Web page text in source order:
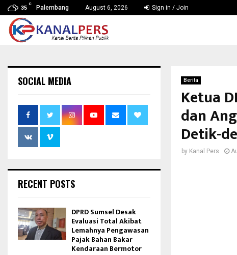
35
C
Palembang August 6, 2026 Sign in / Join
Berita
Ketua
dan
Detik-
by Kanal Pers
SOCIAL MEDIA
RECENT POSTS
DPRD Sumsel Desak
Evaluasi Total Akibat
Lemahnya Pengawasan
Pajak Bahan Bakar
Kendaraan Bermotor